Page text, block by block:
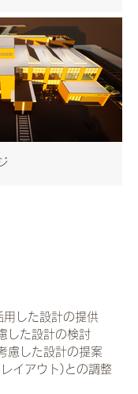
用した設計の提供
した設計の検討
慮した設計の提案
イアウト)との調整